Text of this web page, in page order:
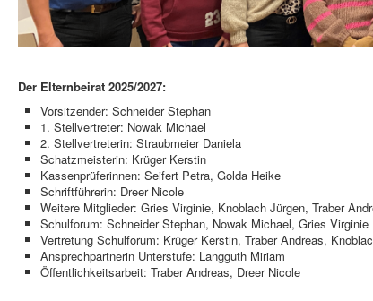
Der Elternbeirat 2025/2027:
Vorsitzender: Schneider Stephan
1. Stellvertreter: Nowak Michael
2. Stellvertreterin: Straubmeier Daniela
Schatzmeisterin: Krüger Kerstin
Kassenprüferinnen: Seifert Petra, Golda Heike
Schriftführerin: Dreer Nicole
Weitere Mitglieder: Gries Virginie, Knoblach Jürgen, Traber
Schulforum: Schneider Stephan, Nowak Michael, Gries Virginie
Vertretung Schulforum: Krüger Kerstin, Traber Andreas,
Ansprechpartnerin Unterstufe: Langguth Miriam
Öffentlichkeitsarbeit: Traber Andreas, Dreer Nicole